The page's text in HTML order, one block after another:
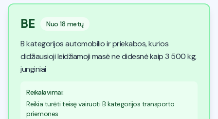
BE Nuo 18 metų
B kategorijos automobilio ir priekabos, kurios
didžiausioji leidžiamoji masė ne didesnė kaip 3 500 kg,
junginiai
Reikalavimai:
Reikia turėti teisę vairuoti B kategorijos transporto
priemones